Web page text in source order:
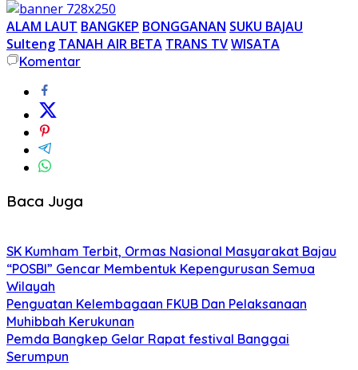
ALAM LAUT BANGKEP BONGGANAN SUKU BAJAU
Sulteng TANAH AIR BETA TRANS TVWISATA
Komentar
Baca Juga
SK Kumham Terbit, Ormas Nasional Masyarakat Bajau
“POSBI” Gencar Membentuk Kepengurusan Semua
Wilayah
Penguatan Kelembagaan FKUB Dan Pelaksanaan
Muhibbah Kerukunan
Pemda Bangkep Gelar Rapat festival Banggai
Serumpun